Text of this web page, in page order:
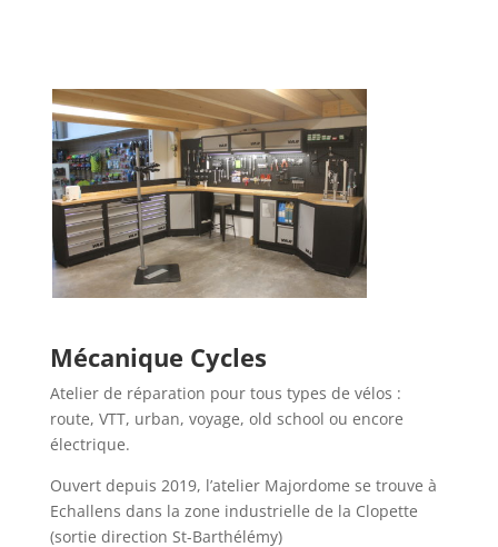
Mécanique Cycles
Atelier de réparation pour tous types de vélos :
route, VTT, urban, voyage, old school ou encore
électrique.
Ouvert depuis 2019, l’atelier Majordome se trouve à
Echallens dans la zone industrielle de la Clopette
(sortie direction St-Barthélémy)